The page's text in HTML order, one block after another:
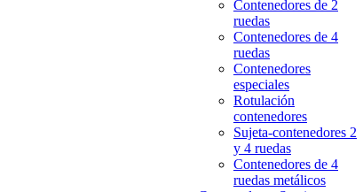
Contenedores de 2
ruedas
Contenedores de 4
ruedas
Contenedores
especiales
Rotulación
contenedores
Sujeta-contenedores 2
y 4 ruedas
Contenedores de 4
ruedas metálicos